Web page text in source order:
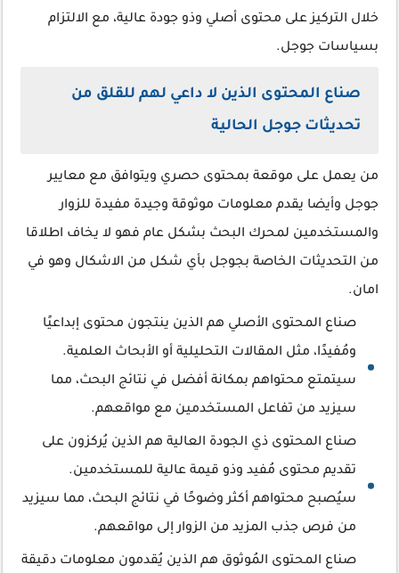
خلال التركيز على محتوى أصلي وذو جودة عالية، مع الالتزام
بسياسات جوجل.
صناع المحتوى الذين لا داعي لهم للقلق من
تحديثات جوجل الحالية
من يعمل على موقعة بمحتوى حصري ويتوافق مع معايير
جوجل وأيضا يقدم معلومات موثوقة وجيدة مفيدة للزوار
والمستخدمين لمحرك البحث بشكل عام فهو لا يخاف اطلاقا
من التحديثات الخاصة بجوجل بأي شكل من الاشكال وهو في
امان.
صناع المحتوى الأصلي هم الذين ينتجون محتوى إبداعيًا
ومُفيدًا، مثل المقالات التحليلية أو الأبحاث العلمية.
سيتمتع محتواهم بمكانة أفضل في نتائج البحث، مما
سيزيد من تفاعل المستخدمين مع مواقعهم.
صناع المحتوى ذي الجودة العالية هم الذين يُركزون على
تقديم محتوى مُفيد وذو قيمة عالية للمستخدمين.
سيُصبح محتواهم أكثر وضوحًا في نتائج البحث، مما سيزيد
من فرص جذب المزيد من الزوار إلى مواقعهم.
صناع المحتوى المُوثوق هم الذين يُقدمون معلومات دقيقة